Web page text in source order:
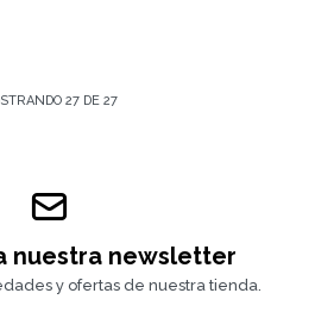
27 DE 27
nuestra newsletter
y ofertas de nuestra tienda.